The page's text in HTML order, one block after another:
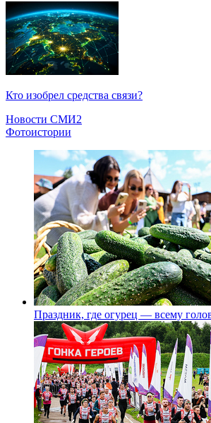
Кто изобрел средства связи?
Новости СМИ2
Фотоистории
Праздник, где огурец — всему